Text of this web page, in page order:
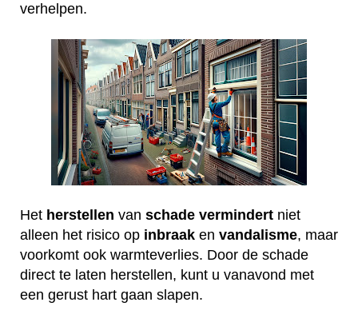
verhelpen.
Het herstellen van schade vermindert niet
alleen het risico op inbraak en vandalisme, maar
voorkomt ook warmteverlies. Door de schade
direct te laten herstellen, kunt u vanavond met
een gerust hart gaan slapen.